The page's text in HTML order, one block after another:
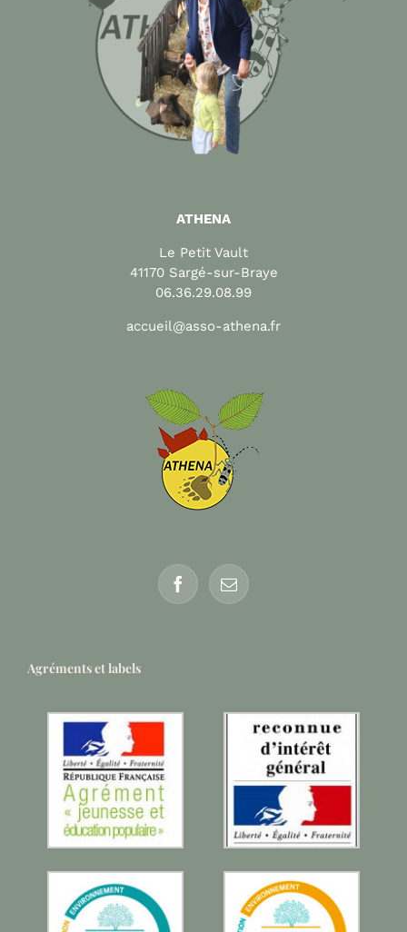
ATHENA
Le Petit Vault
41170 Sargé-sur-Braye
06.36.29.08.99
accueil@asso-athena.fr
Agréments et labels